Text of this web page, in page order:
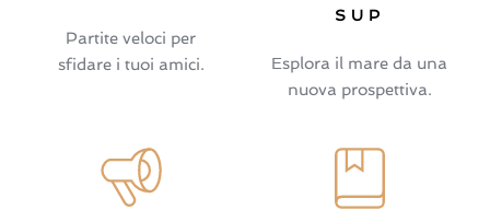
Partite veloci per
sfidare i tuoi amici.
SUP
Esplora il mare da una
nuova prospettiva.